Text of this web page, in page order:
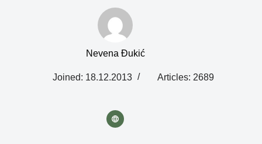
Nevena Đukić
Joined: 18.12.2013 Articles: 2689